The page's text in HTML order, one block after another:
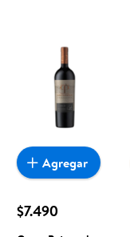
$7.490
Agregar